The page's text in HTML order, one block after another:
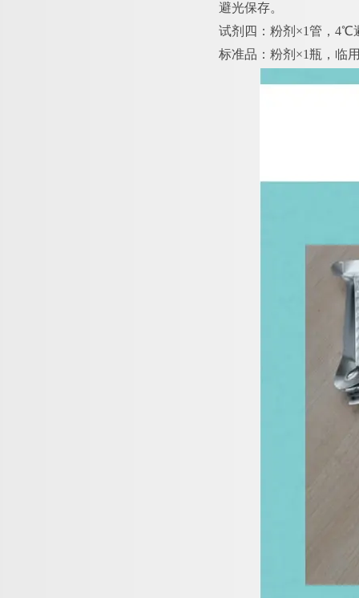
避光保存。
试剂四：粉剂 ×1管，4℃
标准品：粉剂 ×1瓶，临